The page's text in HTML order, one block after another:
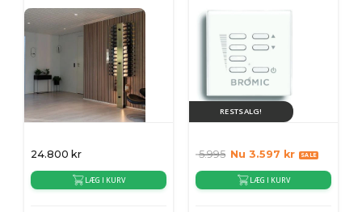
24.800 kr
LÆG I KURV
RESTSALG!
5.995 Nu 3.597 kr
LÆG I KURV